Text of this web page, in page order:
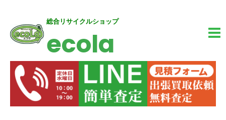
総合リサイクルショップ
ecola